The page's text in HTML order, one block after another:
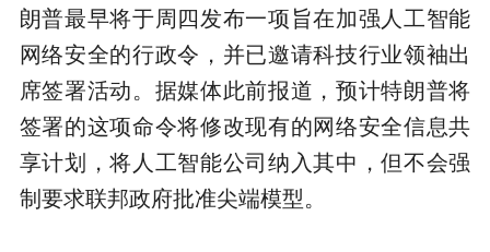
朗普最早将于周四发布一项旨在加强人工智能
网络安全的行政令，并已邀请科技行业领袖出
席签署活动。据媒体此前报道，预计特朗普将
签署的这项命令将修改现有的网络安全信息共
享计划，将人工智能公司纳入其中，但不会强
制要求联邦政府批准尖端模型。